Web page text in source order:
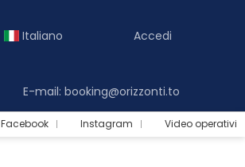
Italiano Accedi
E-mail: booking@orizzonti.to
Facebook Instagram Video operativi